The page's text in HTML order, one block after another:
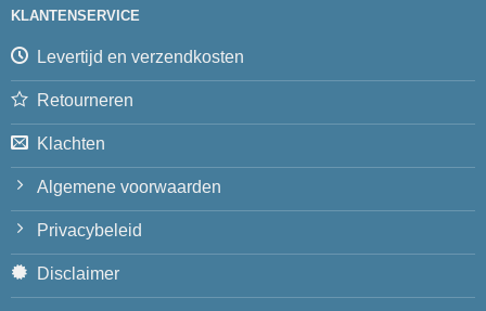
KLANTENSERVICE
Levertijd en verzendkosten
Retourneren
Klachten
Algemene voorwaarden
Privacybeleid
Disclaimer